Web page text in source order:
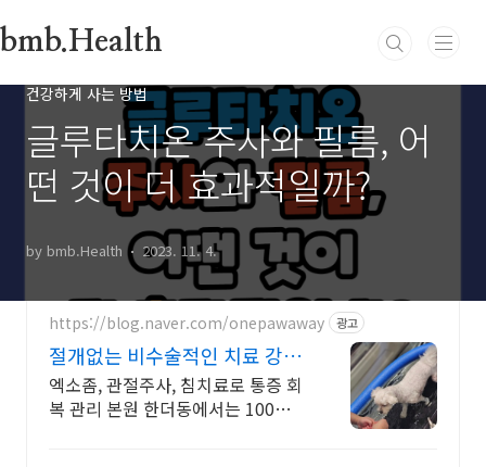
bmb.Health
건강하게 사는 방법
글루타치온 주사와 필름, 어
떤 것이 더 효과적일까?
by bmb.Health 2023. 11. 4.
https://blog.naver.com/onepawaway 광고
절개없는 비수술적인 치료 강아
지 한의원
엑소좀, 관절주사, 침치료로 통증 회
복 관리 본원 한더동에서는 100%예